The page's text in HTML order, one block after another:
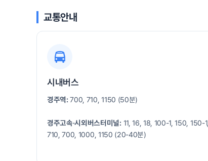
교통안내
시내버스
경주역: 700, 710, 1150 (50분)
경주고속·시외버스터미널: 11, 16, 18, 100-1, 150, 150-1,
710, 700, 1000, 1150 (20-40분)